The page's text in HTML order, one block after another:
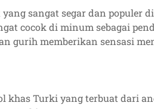
sangat segar dan populer
cocok di minum sebagai
gurih memberikan sensasi
khas Turki yang terbuat dari